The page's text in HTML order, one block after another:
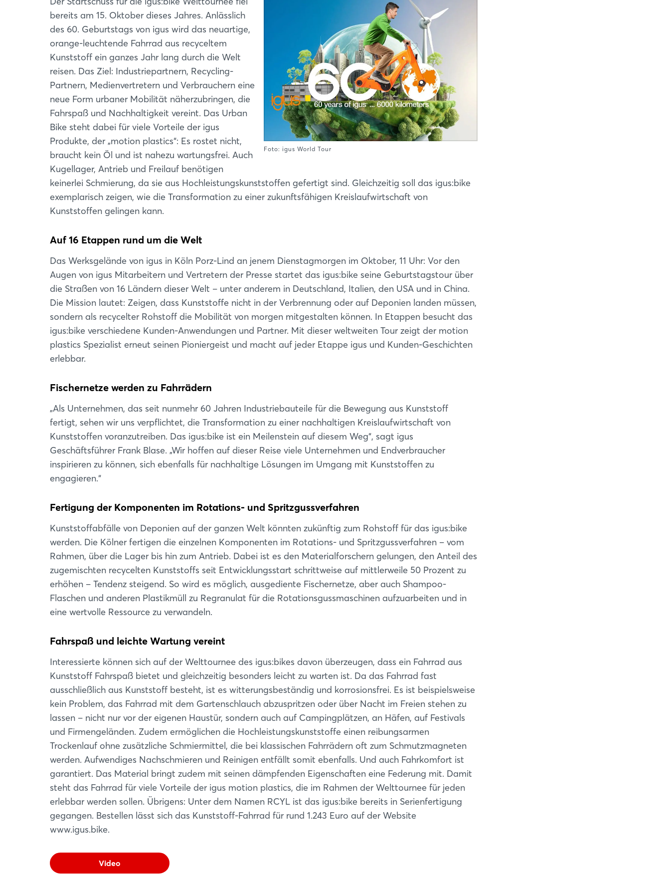
Foto: igus World Tour
bereits am 15. Oktober dieses Jahres. Anlässlich
des 60. Geburtstags von igus wird das neuartige,
orange-leuchtende Fahrrad aus recyceltem
Kunststoff ein ganzes Jahr lang durch die Welt
reisen. Das Ziel: Industriepartnern, Recycling-
Partnern, Medienvertretern und Verbrauchern eine
neue Form urbaner Mobilität näherzubringen, die
Fahrspaß und Nachhaltigkeit vereint. Das Urban
Bike steht dabei für viele Vorteile der igus
Produkte, der „motion plastics“: Es rostet nicht,
braucht kein Öl und ist nahezu wartungsfrei. Auch
Kugellager, Antrieb und Freilauf benötigen
keinerlei Schmierung, da sie aus Hochleistungskunststoffen gefertigt sind. Gleichzeitig soll das igus:bike
exemplarisch zeigen, wie die Transformation zu einer zukunftsfähigen Kreislaufwirtschaft von
Kunststoffen gelingen kann.
Auf 16 Etappen rund um die Welt
Das Werksgelände von igus in Köln Porz-Lind an jenem Dienstagmorgen im Oktober, 11 Uhr: Vor den
Augen von igus Mitarbeitern und Vertretern der Presse startet das igus:bike seine Geburtstagstour über
die Straßen von 16 Ländern dieser Welt – unter anderem in Deutschland, Italien, den USA und in China.
Die Mission lautet: Zeigen, dass Kunststoffe nicht in der Verbrennung oder auf Deponien landen müssen,
sondern als recycelter Rohstoff die Mobilität von morgen mitgestalten können. In Etappen besucht das
igus:bike verschiedene Kunden-Anwendungen und Partner. Mit dieser weltweiten Tour zeigt der motion
plastics Spezialist erneut seinen Pioniergeist und macht auf jeder Etappe igus und Kunden-Geschichten
erlebbar.
Fischernetze werden zu Fahrrädern
„Als Unternehmen, das seit nunmehr 60 Jahren Industriebauteile für die Bewegung aus Kunststoff
fertigt, sehen wir uns verpflichtet, die Transformation zu einer nachhaltigen Kreislaufwirtschaft von
Kunststoffen voranzutreiben. Das igus:bike ist ein Meilenstein auf diesem Weg“, sagt igus
Geschäftsführer Frank Blase. „Wir hoffen auf dieser Reise viele Unternehmen und Endverbraucher
inspirieren zu können, sich ebenfalls für nachhaltige Lösungen im Umgang mit Kunststoffen zu
engagieren.“
Fertigung der Komponenten im Rotations- und Spritzgussverfahren
Kunststoffabfälle von Deponien auf der ganzen Welt könnten zukünftig zum Rohstoff für das igus:bike
werden. Die Kölner fertigen die einzelnen Komponenten im Rotations- und Spritzgussverfahren – vom
Rahmen, über die Lager bis hin zum Antrieb. Dabei ist es den Materialforschern gelungen, den Anteil des
zugemischten recycelten Kunststoffs seit Entwicklungsstart schrittweise auf mittlerweile 50 Prozent zu
erhöhen – Tendenz steigend. So wird es möglich, ausgediente Fischernetze, aber auch Shampoo-
Flaschen und anderen Plastikmüll zu Regranulat für die Rotationsgussmaschinen aufzuarbeiten und in
eine wertvolle Ressource zu verwandeln.
Fahrspaß und leichte Wartung vereint
Interessierte können sich auf der Welttournee des igus:bikes davon überzeugen, dass ein Fahrrad aus
Kunststoff Fahrspaß bietet und gleichzeitig besonders leicht zu warten ist. Da das Fahrrad fast
ausschließlich aus Kunststoff besteht, ist es witterungsbeständig und korrosionsfrei. Es ist beispielsweise
kein Problem, das Fahrrad mit dem Gartenschlauch abzuspritzen oder über Nacht im Freien stehen zu
lassen – nicht nur vor der eigenen Haustür, sondern auch auf Campingplätzen, an Häfen, auf Festivals
und Firmengeländen. Zudem ermöglichen die Hochleistungskunststoffe einen reibungsarmen
Trockenlauf ohne zusätzliche Schmiermittel, die bei klassischen Fahrrädern oft zum Schmutzmagneten
werden. Aufwendiges Nachschmieren und Reinigen entfällt somit ebenfalls. Und auch Fahrkomfort ist
garantiert. Das Material bringt zudem mit seinen dämpfenden Eigenschaften eine Federung mit. Damit
steht das Fahrrad für viele Vorteile der igus motion plastics, die im Rahmen der Welttournee für jeden
erlebbar werden sollen. Übrigens: Unter dem Namen RCYL ist das igus:bike bereits in Serienfertigung
gegangen. Bestellen lässt sich das Kunststoff-Fahrrad für rund 1.243 Euro auf der Website
www.igus.bike.
Video
Passwort vergessen?
Noch nicht angemeldet?
Jetzt registrieren